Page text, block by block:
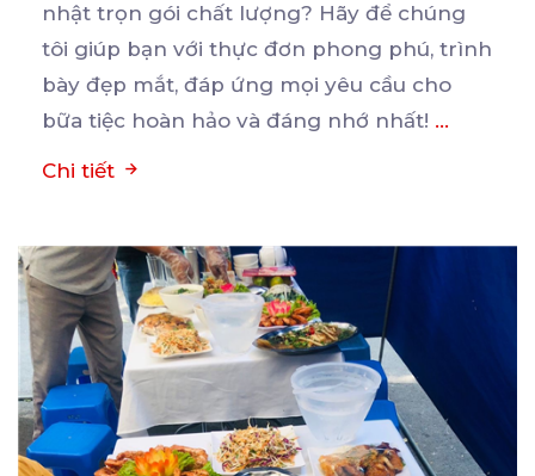
nhật trọn gói chất lượng? Hãy để chúng
tôi giúp bạn với thực đơn phong phú, trình
bày đẹp mắt, đáp ứng mọi yêu cầu cho
bữa tiệc hoàn hảo và đáng nhớ nhất! ...
Chi tiết